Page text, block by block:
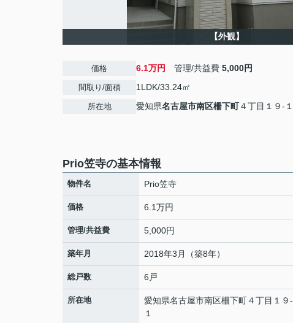
【外観】
価格 6.1万円 管理/共益費 5,000円
間取り/面積 1LDK/33.24㎡
所在地 愛知県名古屋市南区柵下町４丁目１９-１
Prio笠寺の基本情報
物件名 Prio笠寺
価格 6.1万円
管理/共益費 5,000円
築年月 2018年3月（築8年）
総戸数 6戸
所在地 愛知県名古屋市南区柵下町４丁目１９-
１